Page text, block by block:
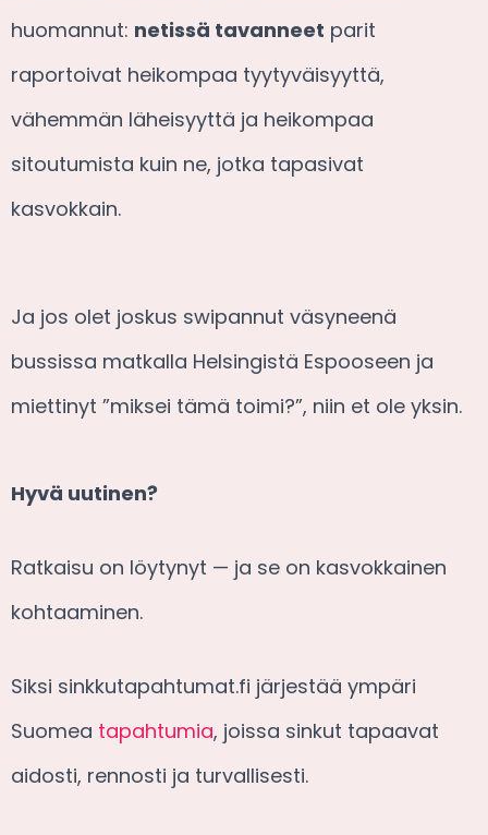
huomannut: netissä tavanneet parit
raportoivat heikompaa tyytyväisyyttä,
vähemmän läheisyyttä ja heikompaa
sitoutumista kuin ne, jotka tapasivat
kasvokkain.
Ja jos olet joskus swipannut väsyneenä
bussissa matkalla Helsingistä Espooseen ja
miettinyt ”miksei tämä toimi?”, niin et ole yksin.
Hyvä uutinen?
Ratkaisu on löytynyt — ja se on kasvokkainen
kohtaaminen.
Siksi sinkkutapahtumat.fi järjestää ympäri
Suomea tapahtumia, joissa sinkut tapaavat
aidosti, rennosti ja turvallisesti.